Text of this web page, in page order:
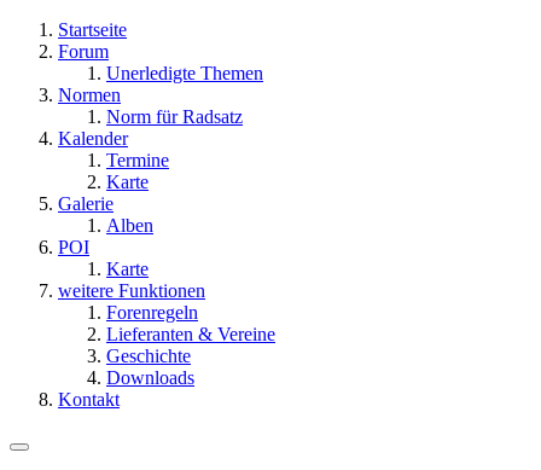
Startseite
Forum
Unerledigte Themen
Normen
Norm für Radsatz
Kalender
Termine
Karte
Galerie
Alben
POI
Karte
weitere Funktionen
Forenregeln
Lieferanten & Vereine
Geschichte
Downloads
Kontakt